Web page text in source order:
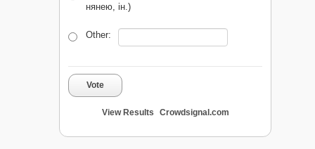
нянею, ін.)
Other:
Vote
View Results Crowdsignal.com